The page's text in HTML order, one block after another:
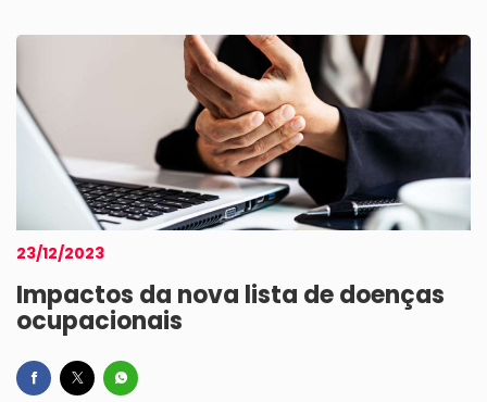
23/12/2023
Impactos da nova lista de doenças
ocupacionais